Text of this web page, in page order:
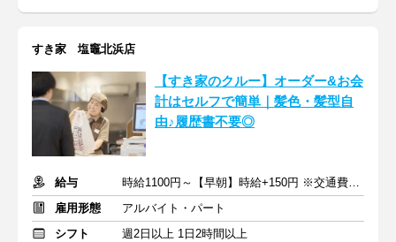
すき家 塩竈北浜店
【すき家のクルー】オーダー&お会
計はセルフで簡単｜髪色・髪型自
由♪履歴書不要◎
給与
時給1100円～【早朝】時給+150円 ※交通費支給
雇用形態
アルバイト・パート
シフト
週2日以上 1日2時間以上